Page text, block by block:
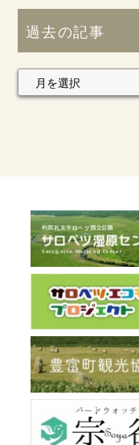
過去の記事